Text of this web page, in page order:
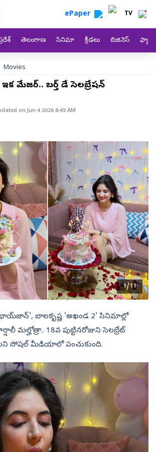
ePaper TV
తెలంగాణ సినిమా క్రీడలు బిజినెస్
Movies
మేజర్.. బర్త్ డే సెలబ్రేషన్
onJun 4 2026 8:45 AM
1/11
భాయ్‌జాన్', బాలకృష్ణ 'అఖండ 2' సినిమాల్లో
మల్హోత్రా.. 18వ పుట్టినరోజుని సెలబ్రేట్
సోషల్ మీడియాలో పంచుకుంది.